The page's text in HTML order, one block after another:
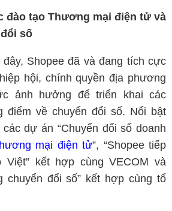
đào tạo Thương mại điện tử và
số
Shopee đã và đang tích cực
hội, chính quyền địa phương
ảnh hưởng để triển khai các
điểm về chuyển đổi số. Nổi bật
dự án “Chuyển đổi số doanh
mại điện tử”, “Shopee tiếp
Việt” kết hợp cùng VECOM và
chuyển đổi số” kết hợp cùng tổ